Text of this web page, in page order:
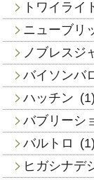
トワイライ
ニューブリ
ノブレスジ
バイソンバ
ハッチン (1)
バブリーシ
バルトロ
(1)
ヒガシナデ